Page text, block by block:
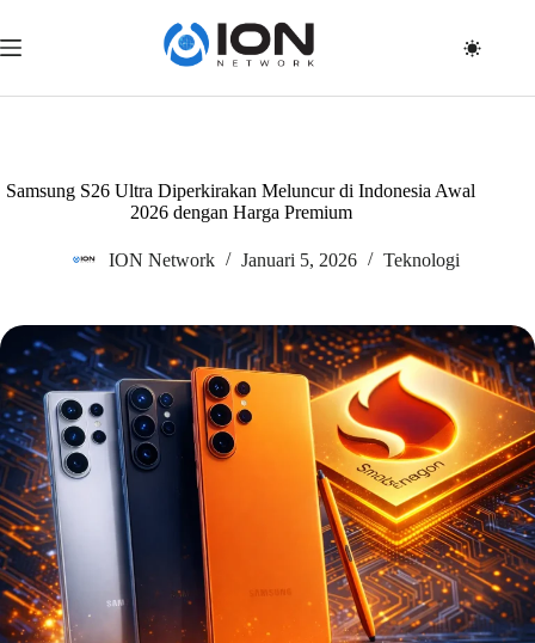
content
Samsung S26 Ultra Diperkirakan Meluncur di Indonesia Awal
2026 dengan Harga Premium
ION Network Januari 5, 2026 Teknologi